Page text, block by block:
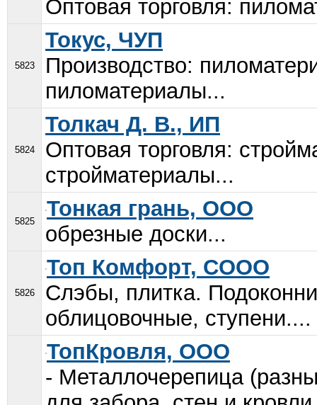
Оптовая торговля:
5823
Токус, ЧУП
Производство:
пиломатериалы...
5824
Толкач Д. В., ИП
Оптовая торговля:
стройматериалы...
5825
Тонкая грань, ООО
обрезные доски...
5826
Топ Комфорт, COOO
Слэбы, плитка.
облицовочные, ступени....
ТопКровля, ООО
- Металлочерепица